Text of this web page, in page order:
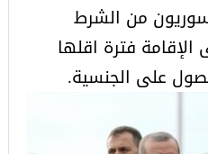
من الشرط
فترة اقلها
على الجنسية.